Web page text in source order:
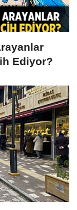
Ediyor?